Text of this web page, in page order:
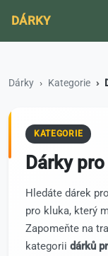
DÁRKY
Dárky Kategorie
KATEGORIE
Dárky
Hledáte dárek
pro kluka, který
Zapomeňte na
kategorii dárků